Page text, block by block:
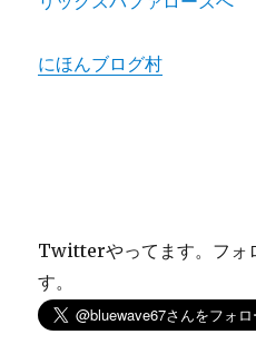
にほんブログ村
Twitterやってます。フォ
す。